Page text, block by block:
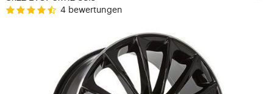
4 bewertungen